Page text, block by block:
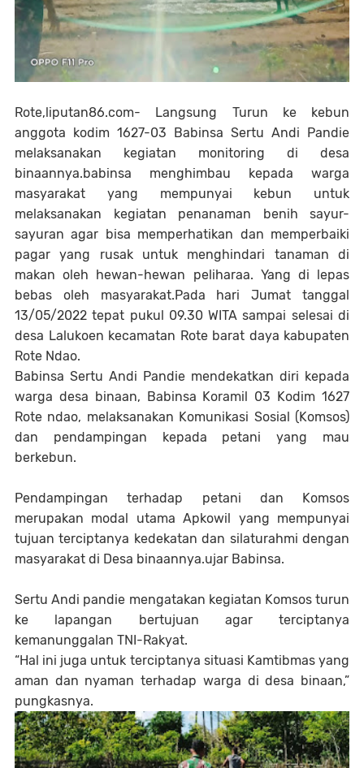
Rote,liputan86.com- Langsung Turun ke kebun
anggota kodim 1627-03 Babinsa Sertu Andi Pandie
melaksanakan kegiatan monitoring di desa
binaannya.babinsa menghimbau kepada warga
masyarakat yang mempunyai kebun untuk
melaksanakan kegiatan penanaman benih sayur-
sayuran agar bisa memperhatikan dan memperbaiki
pagar yang rusak untuk menghindari tanaman di
makan oleh hewan-hewan peliharaa. Yang di lepas
bebas oleh masyarakat.Pada hari Jumat tanggal
13/05/2022 tepat pukul 09.30 WITA sampai selesai di
desa Lalukoen kecamatan Rote barat daya kabupaten
Rote Ndao.
Babinsa Sertu Andi Pandie mendekatkan diri kepada
warga desa binaan, Babinsa Koramil 03 Kodim 1627
Rote ndao, melaksanakan Komunikasi Sosial (Komsos)
dan pendampingan kepada petani yang mau
berkebun.
Pendampingan terhadap petani dan Komsos
merupakan modal utama Apkowil yang mempunyai
tujuan terciptanya kedekatan dan silaturahmi dengan
masyarakat di Desa binaannya.ujar Babinsa.
Sertu Andi pandie mengatakan kegiatan Komsos turun
ke lapangan bertujuan agar terciptanya
kemanunggalan TNI-Rakyat.
“Hal ini juga untuk terciptanya situasi Kamtibmas yang
aman dan nyaman terhadap warga di desa binaan,”
pungkasnya.